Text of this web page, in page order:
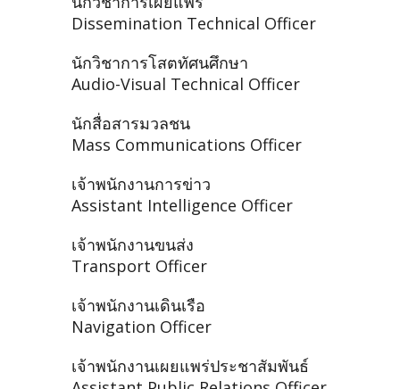
Dissemination Technical Officer
นักวิชาการโสตทัศนศึกษา
Audio-Visual Technical Officer
นักสื่อสารมวลชน
Mass Communications Officer
เจ้าพนักงานการข่าว
Assistant Intelligence Officer
เจ้าพนักงานขนส่ง
Transport Officer
เจ้าพนักงานเดินเรือ
Navigation Officer
เจ้าพนักงานเผยแพร่ประชาสัมพันธ์